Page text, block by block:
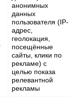
анонимных
данных
пользователя (IP-
адрес,
геолокация,
посещённые
сайты, клики по
рекламе) с
целью показа
релевантной
рекламы